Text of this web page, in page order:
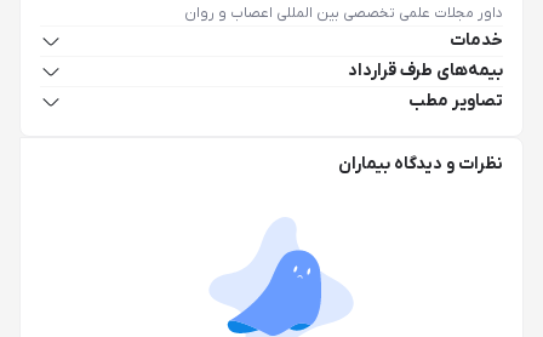
داور مجلات علمی تخصصی بین المللی اعصاب و‌ روان
خدمات
بیمه‌های طرف قرارداد
تصاویر مطب
نظرات و دیدگاه بیماران